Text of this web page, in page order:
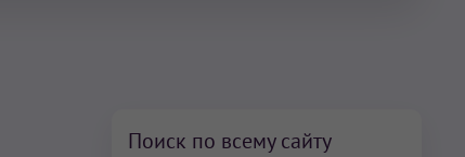
Поиск по всему сайту